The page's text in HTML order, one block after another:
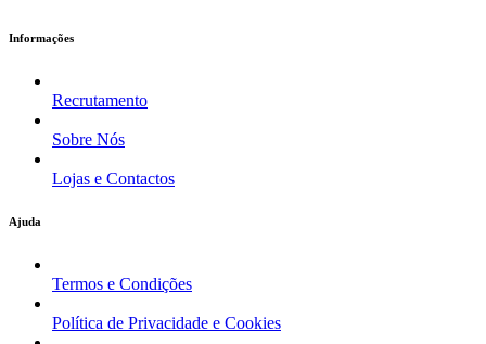
Informações
Recrutamento
Sobre Nós
Lojas e Contactos
Ajuda
Termos e Condições
Política de Privacidade e Cookies